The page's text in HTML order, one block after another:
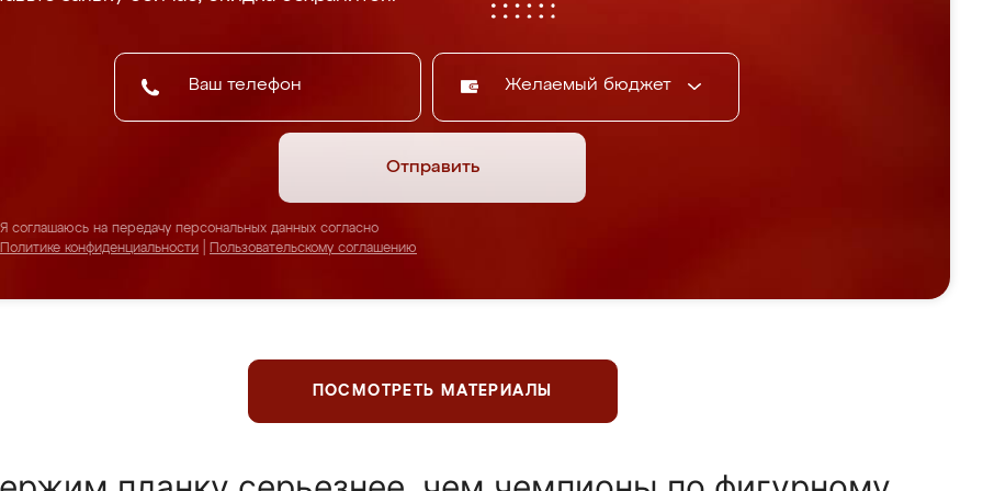
Желаемый бюджет
Отправить
Я соглашаюсь на передачу персональных данных согласно
Политике конфиденциальности
Пользовательскому соглашению
ПОСМОТРЕТЬ МАТЕРИАЛЫ